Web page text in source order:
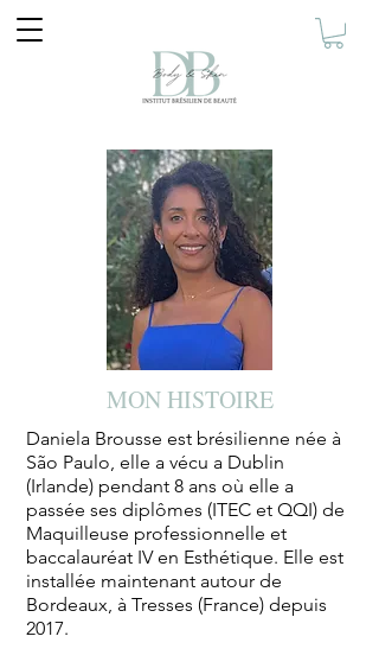
MON HISTOIRE
Daniela Brousse est brésilienne née à
São Paulo, elle a vécu a Dublin
(Irlande) pendant 8 ans où elle a
passée ses diplômes (ITEC et QQI) de
Maquilleuse professionnelle et
baccalauréat IV en Esthétique. Elle est
installée maintenant autour de
Bordeaux, à Tresses (France) depuis
2017.